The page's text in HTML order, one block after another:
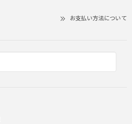
お支払い方法について